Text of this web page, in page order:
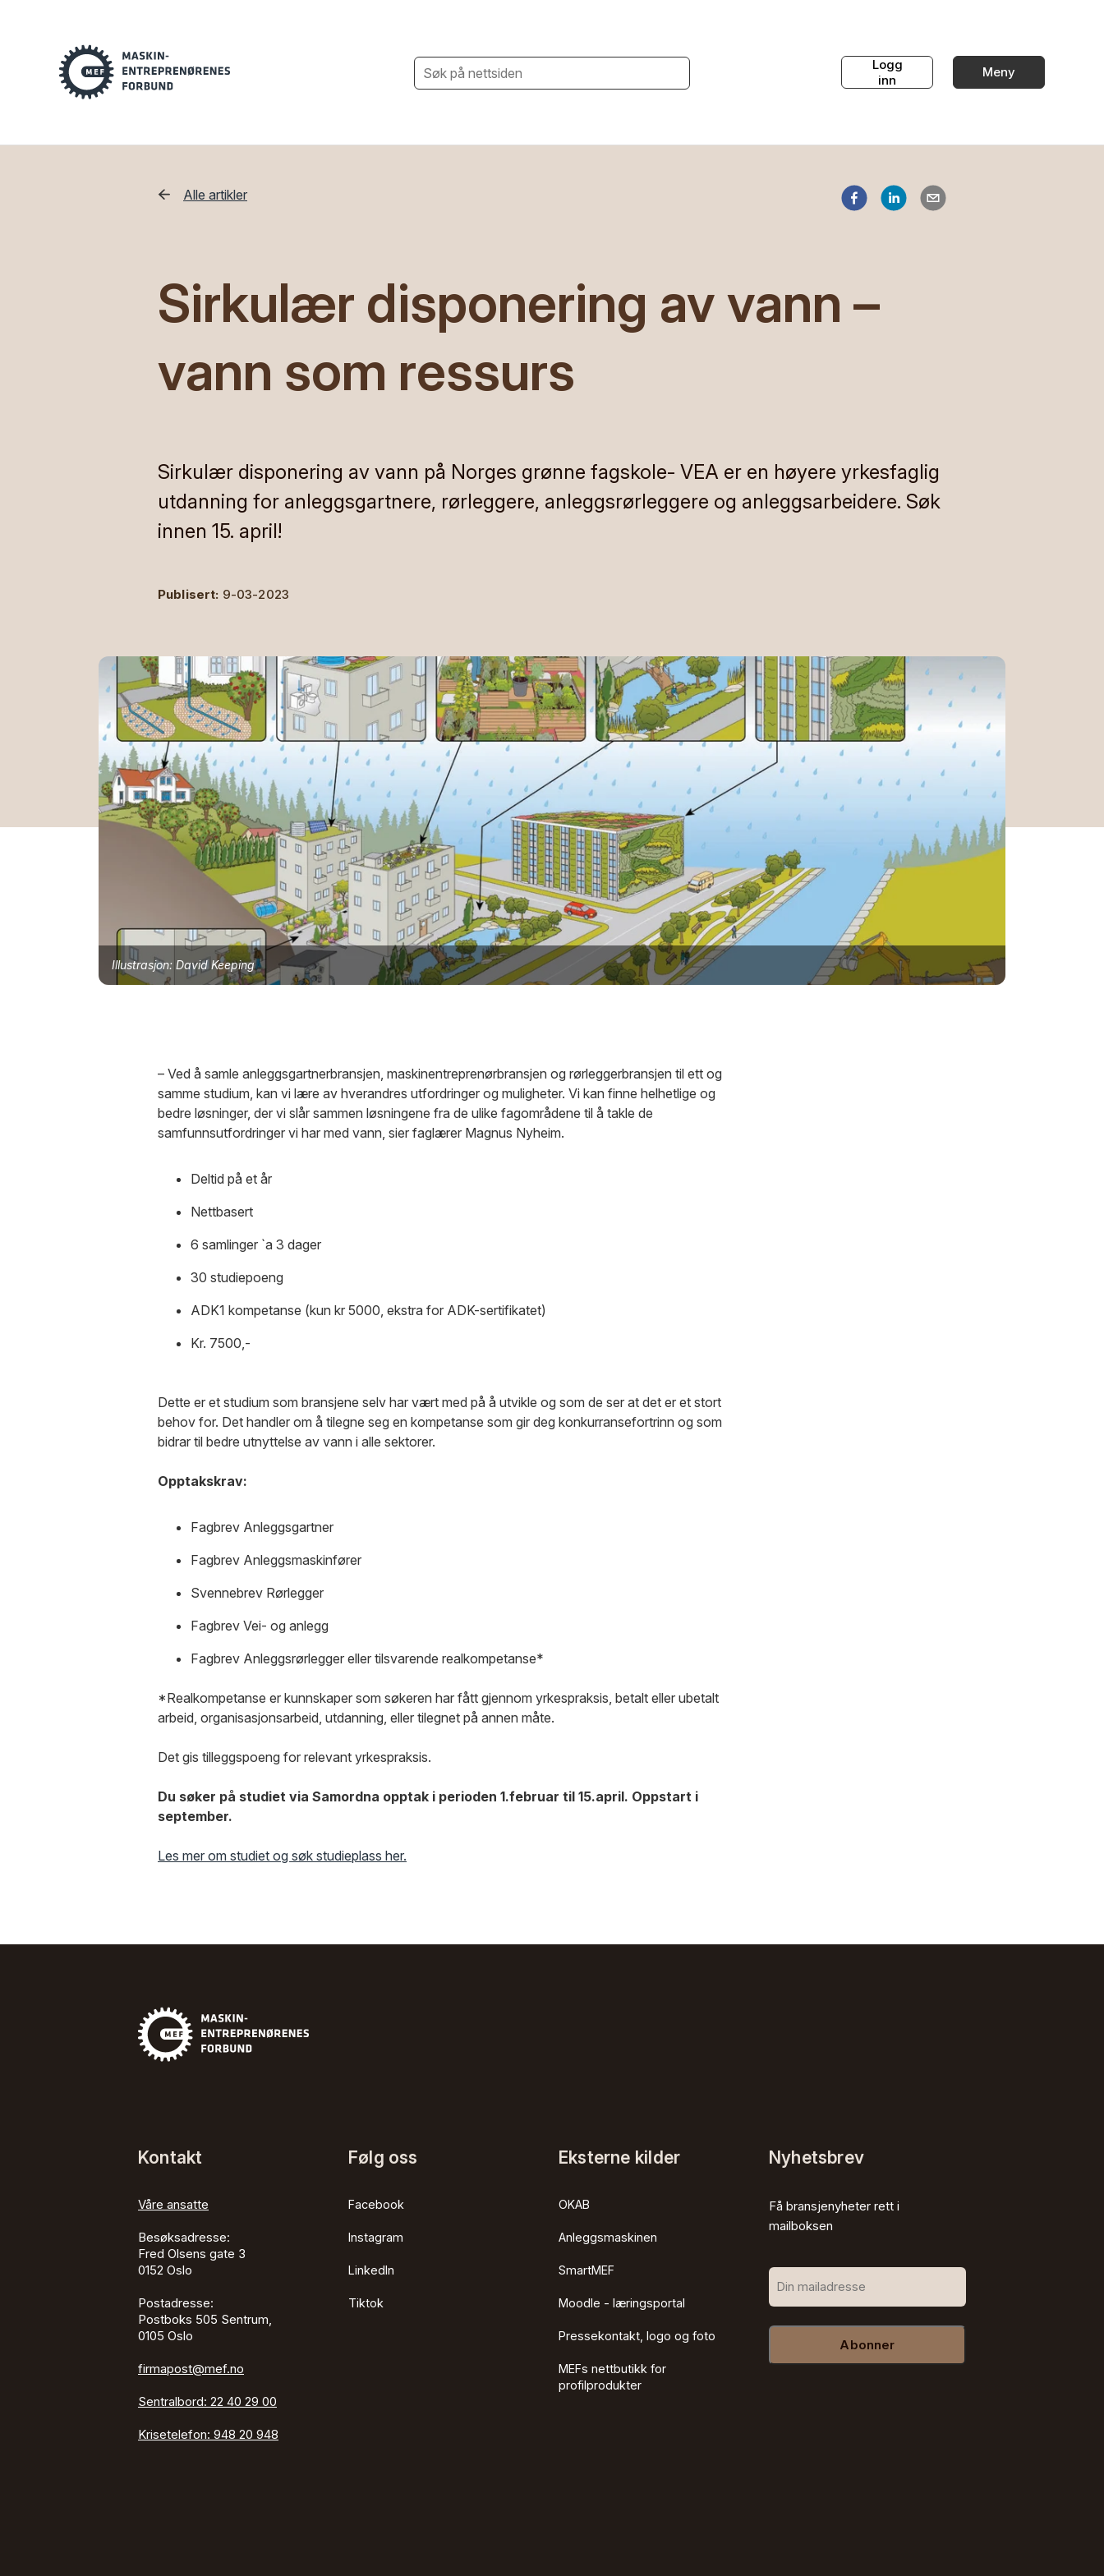
Logg
inn
Meny
Alle artikler
Sirkulær disponering av vann –
vann som ressurs
Sirkulær disponering av vann på Norges grønne fagskole- VEA er en høyere yrkesfaglig
utdanning for anleggsgartnere, rørleggere, anleggsrørleggere og anleggsarbeidere. Søk
innen 15. april!
Publisert: 9-03-2023
Illustrasjon: David Keeping
– Ved å samle anleggsgartnerbransjen, maskinentreprenørbransjen og rørleggerbransjen til ett og
samme studium, kan vi lære av hverandres utfordringer og muligheter. Vi kan finne helhetlige og
bedre løsninger, der vi slår sammen løsningene fra de ulike fagområdene til å takle de
samfunnsutfordringer vi har med vann, sier faglærer Magnus Nyheim.
Deltid på et år
Nettbasert
6 samlinger `a 3 dager
30 studiepoeng
ADK1 kompetanse (kun kr 5000, ekstra for ADK-sertifikatet)
Kr. 7500,-
Dette er et studium som bransjene selv har vært med på å utvikle og som de ser at det er et stort
behov for. Det handler om å tilegne seg en kompetanse som gir deg konkurransefortrinn og som
bidrar til bedre utnyttelse av vann i alle sektorer.
Opptakskrav:
Fagbrev Anleggsgartner
Fagbrev Anleggsmaskinfører
Svennebrev Rørlegger
Fagbrev Vei- og anlegg
Fagbrev Anleggsrørlegger eller tilsvarende realkompetanse*
*Realkompetanse er kunnskaper som søkeren har fått gjennom yrkespraksis, betalt eller ubetalt
arbeid, organisasjonsarbeid, utdanning, eller tilegnet på annen måte.
Det gis tilleggspoeng for relevant yrkespraksis.
Du søker på studiet via Samordna opptak i perioden 1.februar til 15.april. Oppstart i
september.
Les mer om studiet og søk studieplass her.
Kontakt
Våre ansatte
Besøksadresse:
Fred Olsens gate 3
0152 Oslo
Postadresse:
Postboks 505 Sentrum,
0105 Oslo
firmapost@mef.no
Sentralbord: 22 40 29 00
Krisetelefon: 948 20 948
Følg oss
Facebook
Instagram
LinkedIn
Tiktok
Eksterne kilder
OKAB
Anleggsmaskinen
SmartMEF
Moodle - læringsportal
Pressekontakt, logo og foto
MEFs nettbutikk for
profilprodukter
Nyhetsbrev
Få bransjenyheter rett i
mailboksen
Abonner